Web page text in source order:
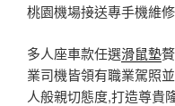
於
桃園機場接送專手機維
多人座車款任選滑鼠墊
業司機皆領有職業駕照
人般親切態度,打造尊貴